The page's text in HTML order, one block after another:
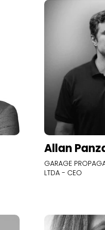
Allan
GARAGE
LTDA - CEO